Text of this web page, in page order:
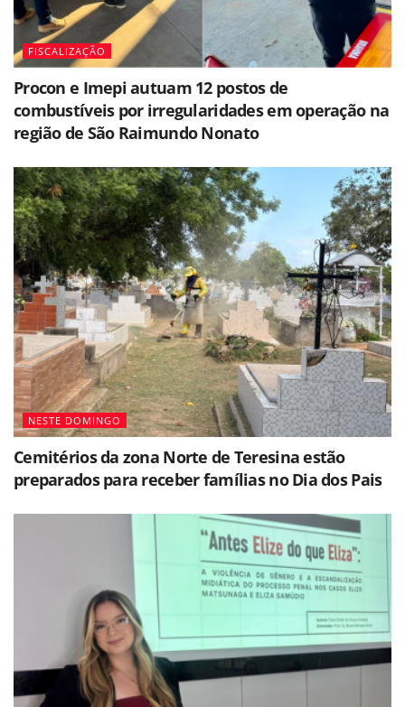
FISCALIZAÇÃO
Procon e Imepi autuam 12 postos de
combustíveis por irregularidades em operação na
região de São Raimundo Nonato
NESTE DOMINGO
Cemitérios da zona Norte de Teresina estão
preparados para receber famílias no Dia dos Pais